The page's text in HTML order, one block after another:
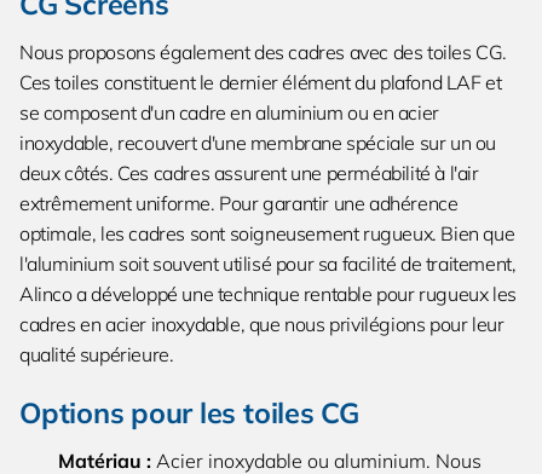
Nous proposons également des cadres avec des toiles CG.
Ces toiles constituent le dernier élément du plafond LAF et
se composent d'un cadre en aluminium ou en acier
inoxydable, recouvert d'une membrane spéciale sur un ou
deux côtés. Ces cadres assurent une perméabilité à l'air
extrêmement uniforme. Pour garantir une adhérence
optimale, les cadres sont soigneusement rugueux. Bien que
l'aluminium soit souvent utilisé pour sa facilité de traitement,
Alinco a développé une technique rentable pour rugueux les
cadres en acier inoxydable, que nous privilégions pour leur
qualité supérieure.
Options pour les toiles CG
Matériau : Acier inoxydable ou aluminium. Nous